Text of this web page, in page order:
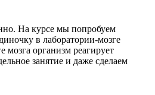
На курсе мы попробуем
в лаборатории-мозге
мозга организм реагирует
занятие и даже сделаем